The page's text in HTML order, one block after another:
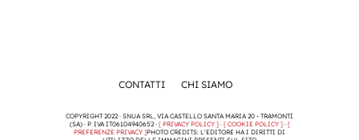
CONTATTI CHI SIAMO
COPYRIGHT 2022 · SNUA SRL, VIA CASTELLO SANTA MARIA 20 - TRAMONTI
(SA) · P. IVA IT06104940652 · [ PRIVACY POLICY ]· [ COOKIE POLICY ]· [
PREFERENZE PRIVACY ]PHOTO CREDITS: L'EDITORE HA I DIRITTI DI